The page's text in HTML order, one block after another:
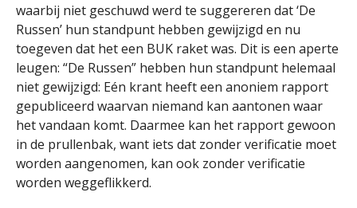
waarbij niet geschuwd werd te suggereren dat ‘De
Russen’ hun standpunt hebben gewijzigd en nu
toegeven dat het een BUK raket was. Dit is een aperte
leugen: “De Russen” hebben hun standpunt helemaal
niet gewijzigd: Eén krant heeft een anoniem rapport
gepubliceerd waarvan niemand kan aantonen waar
het vandaan komt. Daarmee kan het rapport gewoon
in de prullenbak, want iets dat zonder verificatie moet
worden aangenomen, kan ook zonder verificatie
worden weggeflikkerd.